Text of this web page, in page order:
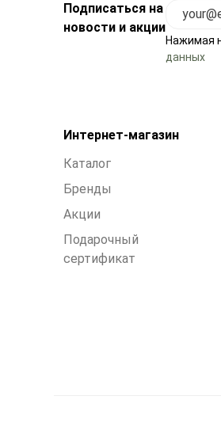
Подписаться на
новости и акции
Нажимая
данных
Интернет-магазин
Каталог
Бренды
Акции
Подарочный
сертификат